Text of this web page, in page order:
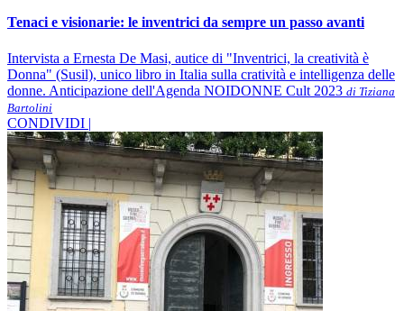
Tenaci e visionarie: le inventrici da sempre un passo avanti
Intervista a Ernesta De Masi, autice di "Inventrici, la creatività è
Donna" (Susil), unico libro in Italia sulla cratività e intelligenza delle
donne. Anticipazione dell'Agenda NOIDONNE Cult 2023 di Tiziana
Bartolini
CONDIVIDI |